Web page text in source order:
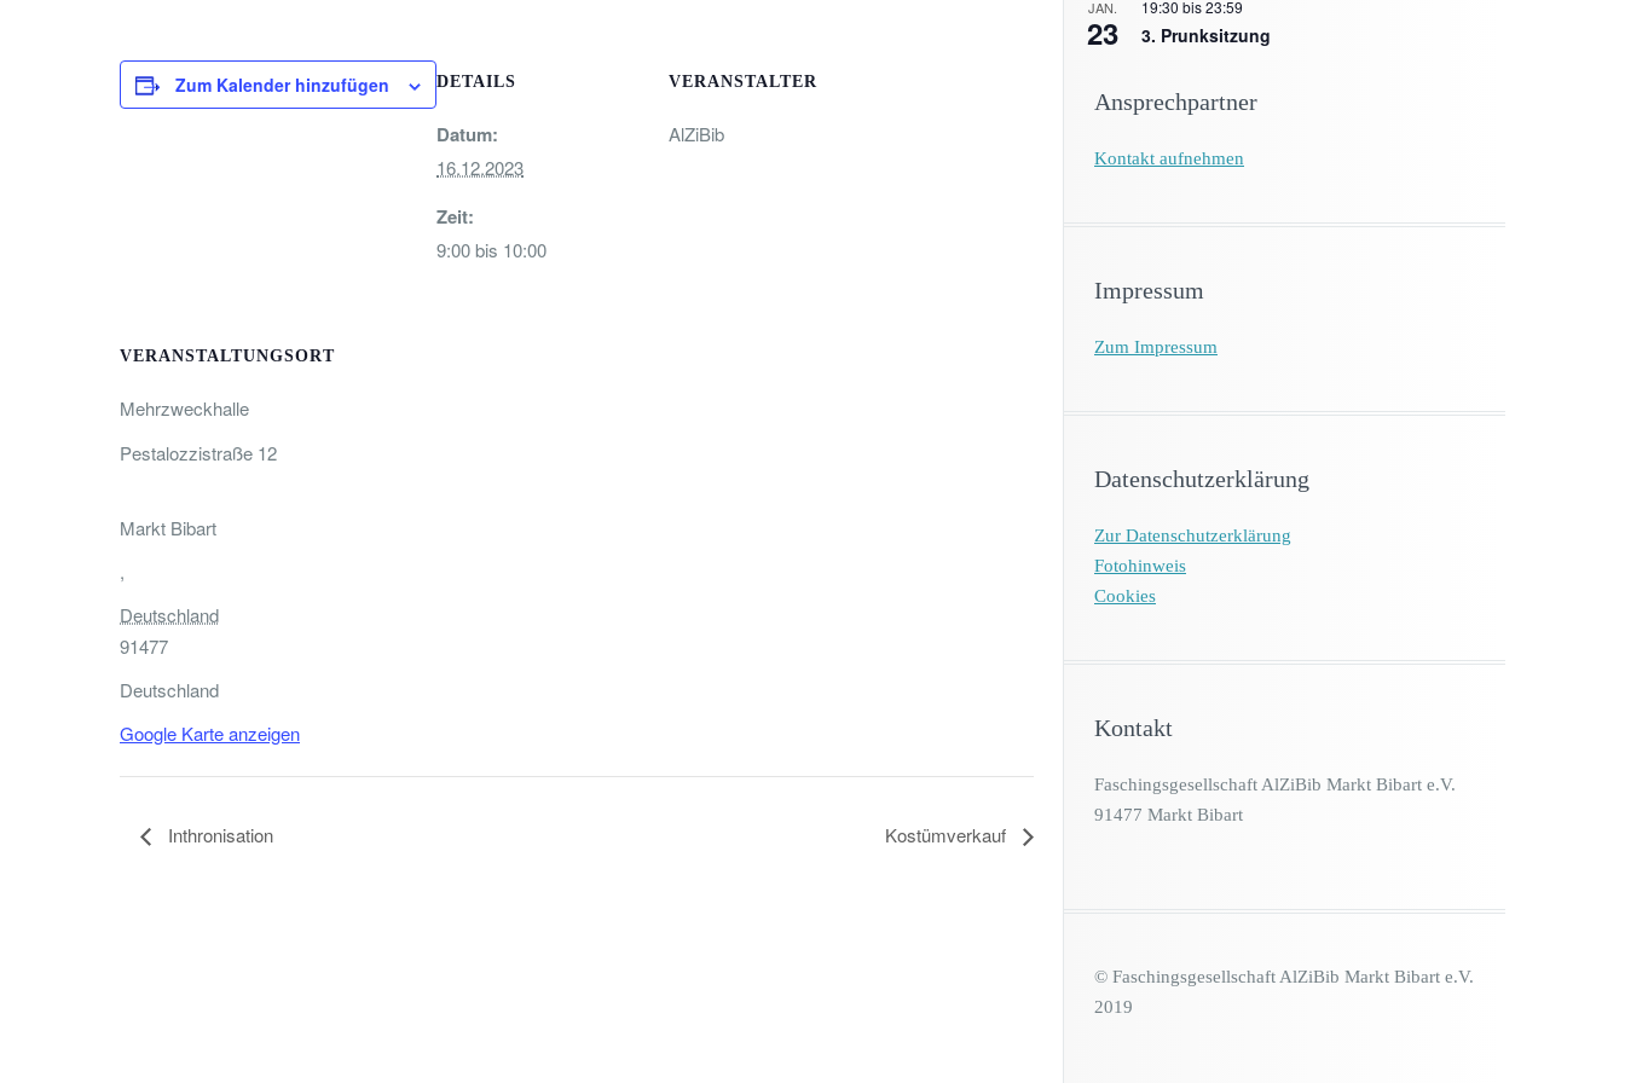
Zum Kalender hinzufügen DETAILS
Datum:
16.12.2023
Zeit:
9:00 bis 10:00
VERANSTALTER
AlZiBib
VERANSTALTUNGSORT
Mehrzweckhalle
Pestalozzistraße 12
Markt Bibart
,
Deutschland
91477
Deutschland
Google Karte anzeigen
Inthronisation Kostümverkauf
JAN.
23
19:30 bis23:59
3. Prunksitzung
Ansprechpartner
Kontakt aufnehmen
Impressum
Zum Impressum
Datenschutzerklärung
Zur Datenschutzerklärung
Fotohinweis
Cookies
Kontakt
Faschingsgesellschaft AlZiBib Markt Bibart e.V.
91477 Markt Bibart
© Faschingsgesellschaft AlZiBib Markt Bibart e.V.
2019